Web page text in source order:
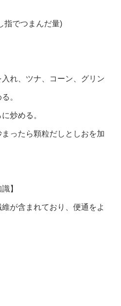
指でつまんだ量)
れ、ツナ、コーン、グリン
。
炒める。
ったら顆粒だしとしおを加
】
が含まれており、便通をよ